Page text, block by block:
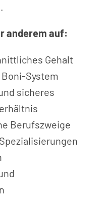
anderem auf:
Gehalt
System
sicheres
Berufszweige